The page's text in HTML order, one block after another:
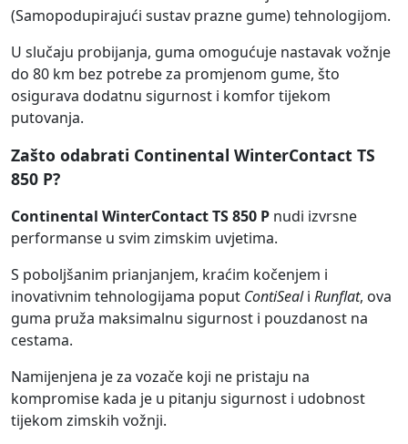
(Samopodupirajući sustav prazne gume) tehnologijom.
U slučaju probijanja, guma omogućuje nastavak vožnje
do 80 km bez potrebe za promjenom gume, što
osigurava dodatnu sigurnost i komfor tijekom
putovanja.
Zašto odabrati Continental WinterContact TS
850 P?
Continental WinterContact TS 850 P nudi izvrsne
performanse u svim zimskim uvjetima.
S poboljšanim prianjanjem, kraćim kočenjem i
inovativnim tehnologijama poput ContiSeali Runflat, ova
guma pruža maksimalnu sigurnost i pouzdanost na
cestama.
Namijenjena je za vozače koji ne pristaju na
kompromise kada je u pitanju sigurnost i udobnost
tijekom zimskih vožnji.